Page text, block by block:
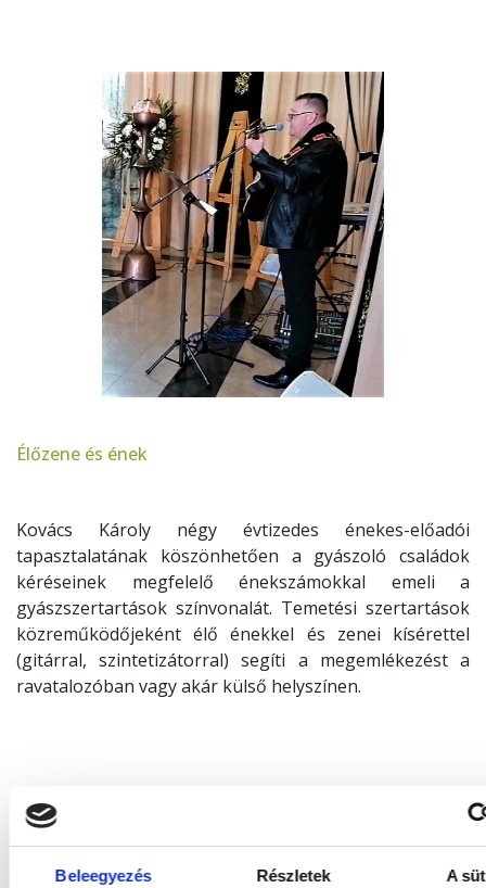
Beleegyezés Részletek A
Élőzene és ének
Kovács Károly négy évtizedes énekes-előadói
tapasztalatának köszönhetően a gyászoló családok
kéréseinek megfelelő énekszámokkal emeli a
gyászszertartások színvonalát. Temetési szertartások
közreműködőjeként élő énekkel és zenei kísérettel
(gitárral, szintetizátorral) segíti a megemlékezést a
ravatalozóban vagy akár külső helyszínen.
Trombitaszóló